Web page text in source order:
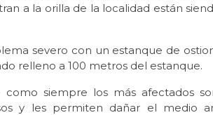
a la orilla de la localidad están
severo con un estanque de
relleno a 100 metros del estanque.
como siempre los más afectados
y les permiten dañar el medio